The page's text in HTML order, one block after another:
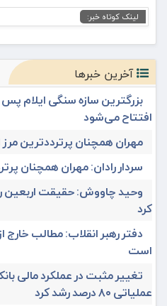
لینک کوتاه خبر:
آخرین خبرها
افتتاح می‌شود
مهران همچنان پرترددترین
سردار رادان: مهران همچنان
وحید چاووش: حقیقت اربعین
کرد
دفتر رهبر انقلاب: مطالب
است
تغییر مثبت در عملکرد مالی
عملیاتی ۸۰ درصد رشد کرد